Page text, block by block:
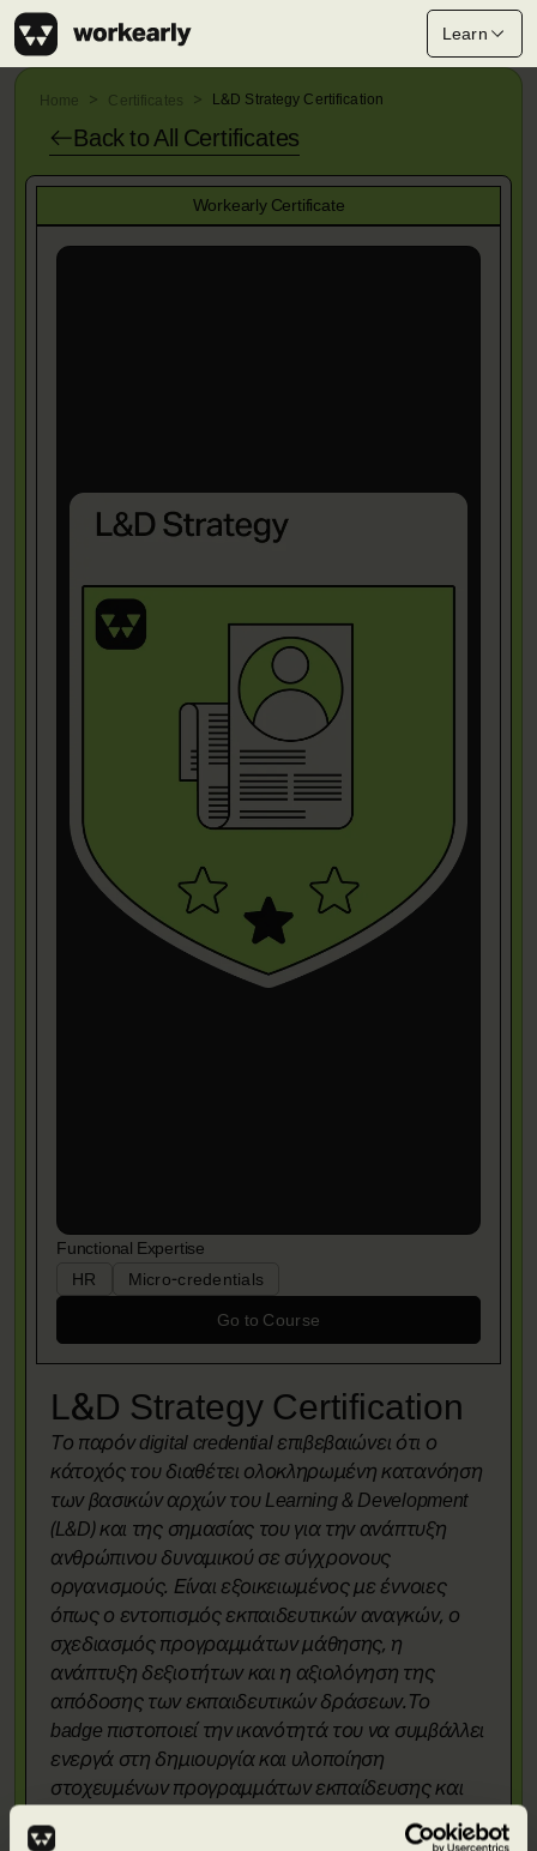
Learn
Home Certificates L&D Strategy Certification
Back to All Certificates
Workearly Certificate
Functional Expertise
HR
Micro-credentials
Go to Course
L&D Strategy Certification
Το παρόν digital credential επιβεβαιώνει ότι ο
κάτοχός του διαθέτει ολοκληρωμένη κατανόηση
των βασικών αρχών του Learning & Development
(L&D) και της σημασίας του για την ανάπτυξη
ανθρώπινου δυναμικού σε σύγχρονους
οργανισμούς. Είναι εξοικειωμένος με έννοιες
όπως ο εντοπισμός εκπαιδευτικών αναγκών, ο
σχεδιασμός προγραμμάτων μάθησης, η
ανάπτυξη δεξιοτήτων και η αξιολόγηση της
απόδοσης των εκπαιδευτικών δράσεων.Το
badge πιστοποιεί την ικανότητά του να συμβάλλει
ενεργά στη δημιουργία και υλοποίηση
στοχευμένων προγραμμάτων εκπαίδευσης και
ανάπτυξης, ενισχύοντας την παραγωγικότητα, τη
δέσμευση και την επαγγελματική εξέλιξη των